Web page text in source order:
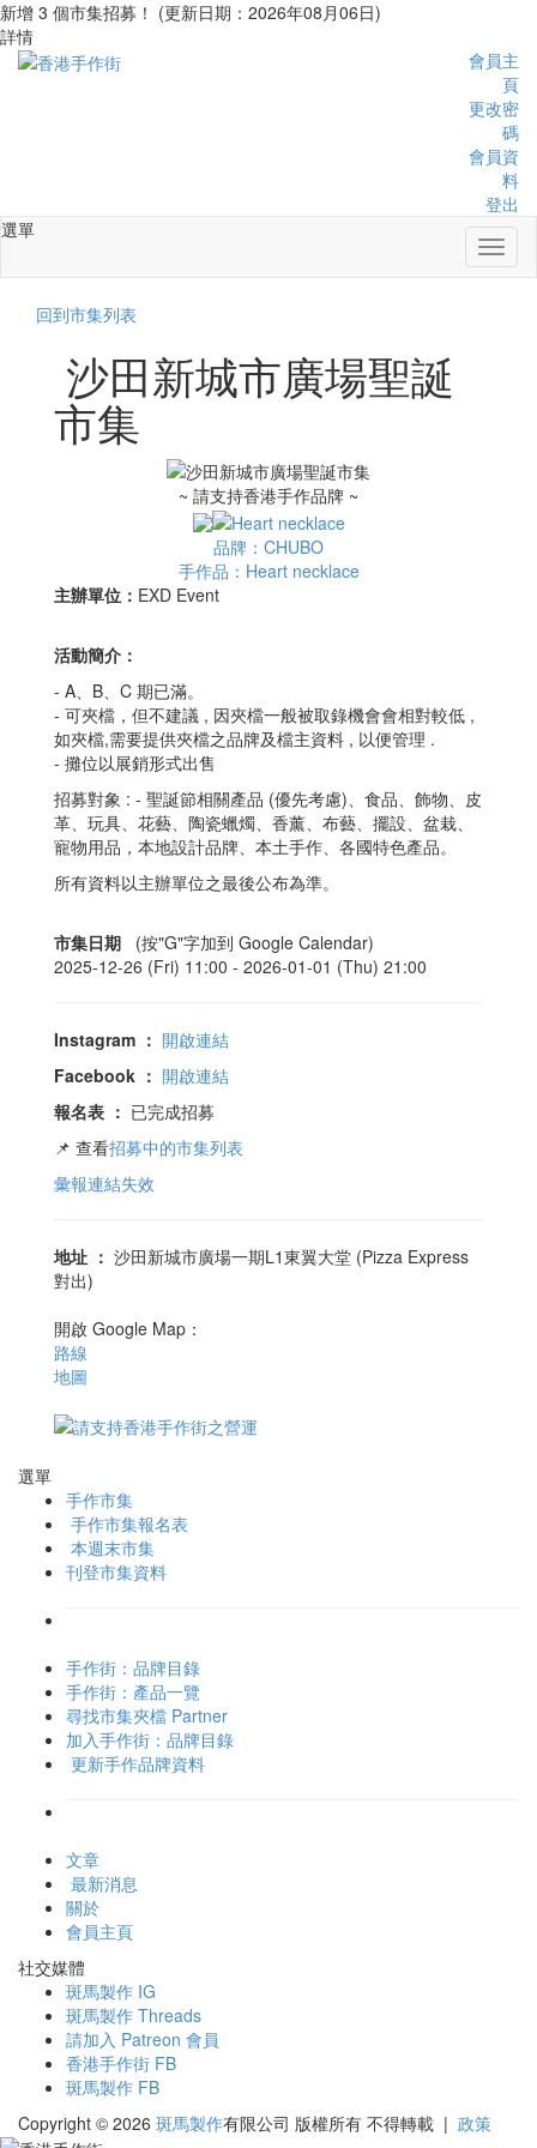
新增 3 個市集招募！ (更新日期：2026年08月06日)
詳情
會員主
頁
更改密
碼
會員資
料
登出
選單
回到市集列表
沙田新城市廣場聖誕
市集
~ 請支持香港手作品牌 ~
品牌：CHUBO
手作品：Heart necklace
主辦單位： EXD Event
活動簡介：
- A、B、C 期已滿。
- 可夾檔，但不建議 , 因夾檔一般被取錄機會會相對較低 ,
如夾檔,需要提供夾檔之品牌及檔主資料 , 以便管理 .
- 攤位以展銷形式出售
招募對象 : - 聖誕節相關產品 (優先考慮)、食品、飾物、皮
革、玩具、花藝、陶瓷蠟燭、香薰、布藝、擺設、盆栽、
寵物用品，本地設計品牌、本土手作、各國特色產品。
所有資料以主辦單位之最後公布為準。
市集日期
(按"G"字加到 Google Calendar)
2025-12-26 (Fri) 11:00 - 2026-01-01 (Thu) 21:00
Instagram ： 開啟連結
Facebook ： 開啟連結
報名表 ： 已完成招募
📌 查看招募中的市集列表
彙報連結失效
地址 ： 沙田新城市廣場一期L1東翼大堂 (Pizza Express
對出)
開啟 Google Map：
路線
地圖
選單
手作市集
手作市集報名表
本週末市集
刊登市集資料
手作街：品牌目錄
手作街：產品一覽
尋找市集夾檔 Partner
加入手作街：品牌目錄
更新手作品牌資料
文章
最新消息
關於
會員主頁
社交媒體
斑馬製作 IG
斑馬製作 Threads
請加入 Patreon 會員
香港手作街 FB
斑馬製作 FB
Copyright © 2026 斑馬製作有限公司 版權所有 不得轉載 | 政策